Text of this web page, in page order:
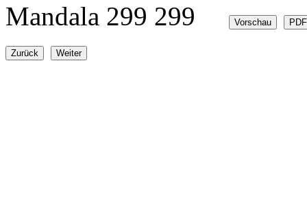
Mandala 299